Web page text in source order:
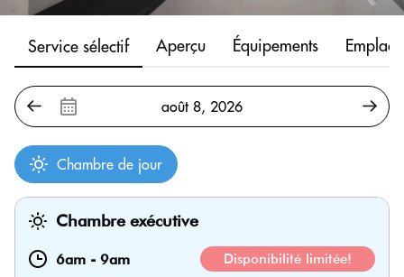
Service sélectif Aperçu Équipements
Chambre de jour
Chambre exécutive
6am - 9am Disponibilité limitée!